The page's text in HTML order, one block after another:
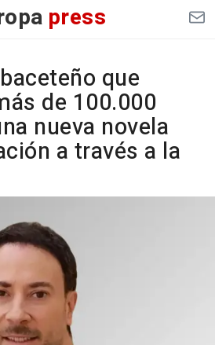
press
que
de 100.000
nueva novela
a través a la